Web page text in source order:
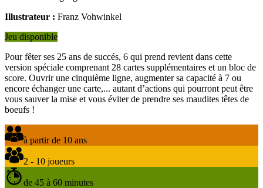
Illustrateur : Franz Vohwinkel
Jeu disponible
Pour fêter ses 25 ans de succés, 6 qui prend revient dans cette
version spéciale comprenant 28 cartes supplémentaires et un bloc de
score. Ouvrir une cinquième ligne, augmenter sa capacité à 7 ou
encore échanger une carte,... autant d’actions qui pourront peut être
vous sauver la mise et vous éviter de prendre ses maudites têtes de
boeufs !
à partir de 10 ans
2 - 10 joueurs
de 45 à 60 minutes